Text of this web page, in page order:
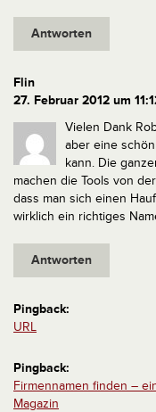
Antworten
Flin
27. Februar 2012 um
Vielen Dank
aber eine
kann. Die
machen die Tools von
dass man sich einen
wirklich ein richtiges
Antworten
Pingback:
URL
Pingback:
Firmennamen finden –
Magazin